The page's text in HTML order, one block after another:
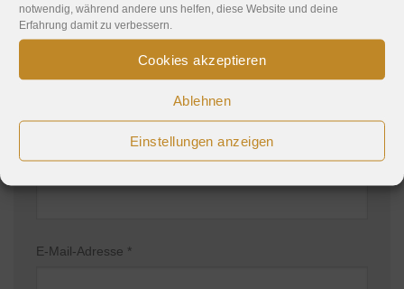
notwendig, während andere uns helfen, diese Website und deine
Erfahrung damit zu verbessern.
Cookies akzeptieren
Ablehnen
Einstellungen anzeigen
Kommentar*
E-Mail-Adresse *